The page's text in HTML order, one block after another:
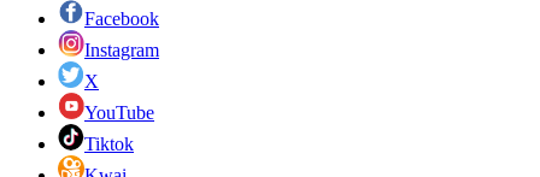
Facebook
Instagram
X
YouTube
Tiktok